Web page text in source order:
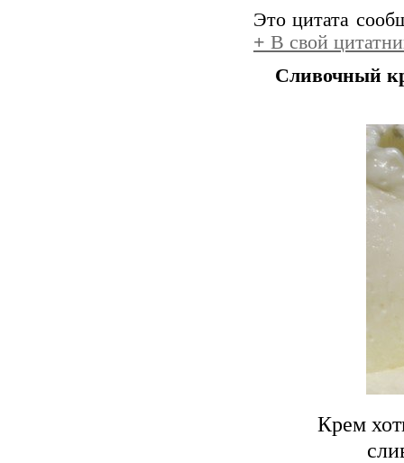
Это цитата
+ В свой
Сливочный
Крем